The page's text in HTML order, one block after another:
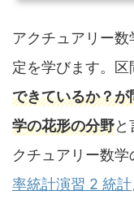
アクチュアリー
定を学びます。
できているか？
学の花形の分野
クチュアリー数
率統計演習 2 統計